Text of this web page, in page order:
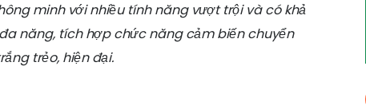
minh với nhiều tính năng vượt trội và có khả
năng, tích hợp chức năng cảm biến chuyển
trẻo, hiện đại.